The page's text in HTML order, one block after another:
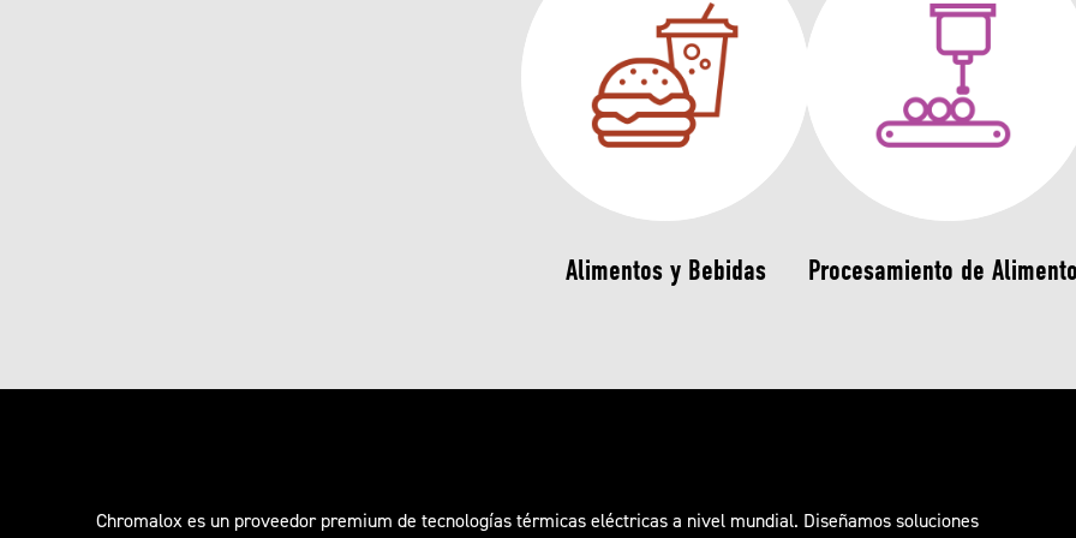
Alimentos y Bebidas Procesamiento de
Chromalox es un proveedor premium de tecnologías térmicas eléctricas a nivel mundial. Diseñamos soluciones